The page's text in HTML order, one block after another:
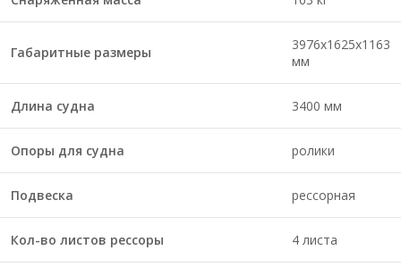
Габаритные размеры
3976х1625х1163
мм
Длина судна 3400 мм
Опоры для судна ролики
Подвеска рессорная
Кол-во листов рессоры 4 листа